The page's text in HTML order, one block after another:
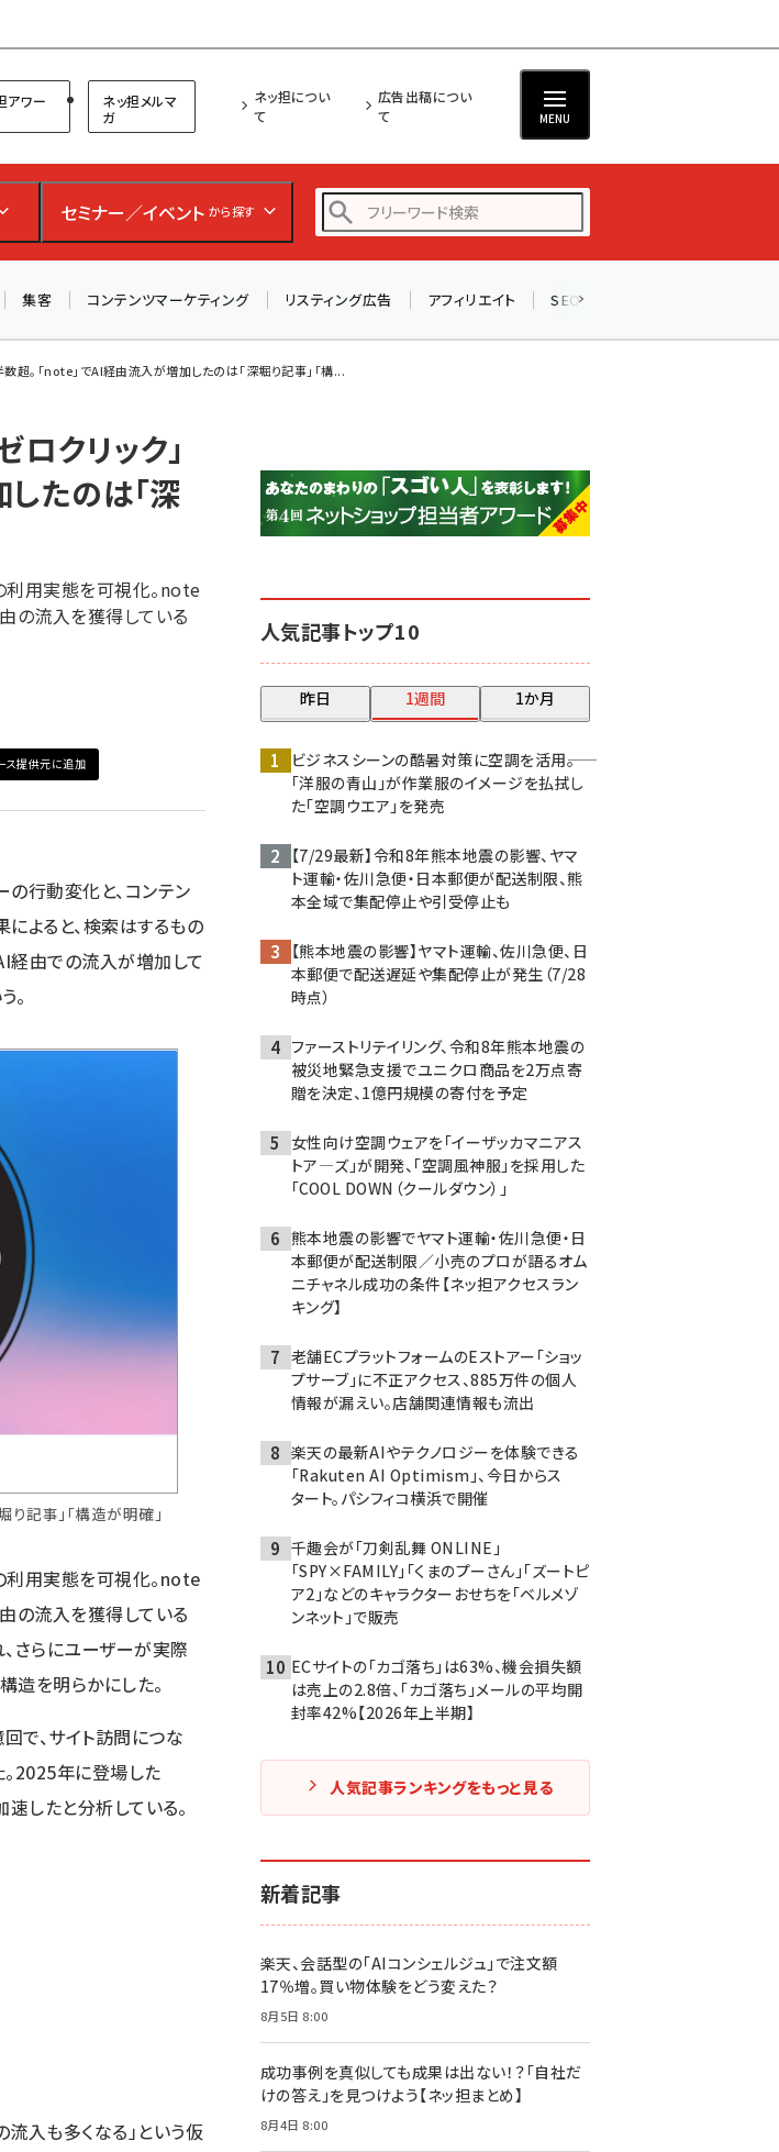
アワー
ネッ担メルマ
ガ
ネッ担につい
て
広告出稿につい
て
MENU
セミナー／イベント から探す
アスクル (1112)
base (1068)
集客 コンテンツマーケティング リスティング広告 アフィリエイト SEO
超。「note」でAI経由流入が増加したのは「深堀り記事」「構...
ロクリック」
たのは「深
利用実態を可視化。note
の流入を獲得している
ス提供元に追加
行動変化と、コンテン
によると、検索はするもの
経由での流入が増加して
。
記事」「構造が明確」
利用実態を可視化。note
の流入を獲得している
さらにユーザーが実際
造を明らかにした。
で、サイト訪問につな
。2025年に登場した
したと分析している。
入も多くなる」という仮
人気記事トップ10
昨日 1週間 1か月
ビジネスシーンの酷暑対策に空調を活用――。
「洋服の青山」が作業服のイメージを払拭し
た「空調ウエア」を発売
【7/29最新】令和8年熊本地震の影響、ヤマ
ト運輸・佐川急便・日本郵便が配送制限、熊
本全域で集配停止や引受停止も
【熊本地震の影響】ヤマト運輸、佐川急便、日
本郵便で配送遅延や集配停止が発生（7/28
時点）
ファーストリテイリング、令和8年熊本地震の
被災地緊急支援でユニクロ商品を2万点寄
贈を決定、1億円規模の寄付を予定
女性向け空調ウェアを「イーザッカマニアス
トア―ズ」が開発、「空調風神服」を採用した
「COOL DOWN（クールダウン）」
熊本地震の影響でヤマト運輸・佐川急便・日
本郵便が配送制限／小売のプロが語るオム
ニチャネル成功の条件【ネッ担アクセスラン
キング】
老舗ECプラットフォームのEストアー「ショッ
プサーブ」に不正アクセス、885万件の個人
情報が漏えい。店舗関連情報も流出
楽天の最新AIやテクノロジーを体験できる
「Rakuten AI Optimism」、今日からス
タート。パシフィコ横浜で開催
千趣会が「刀剣乱舞 ONLINE」
「SPY×FAMILY」「くまのプーさん」「ズートピ
ア2」などのキャラクターおせちを「ベルメゾ
ンネット」で販売
ECサイトの「カゴ落ち」は63%、機会損失額
は売上の2.8倍、「カゴ落ち」メールの平均開
封率42%【2026年上半期】
人気記事ランキングをもっと見る
新着記事
楽天、会話型の「AIコンシェルジュ」で注文額
17％増。買い物体験をどう変えた？
8月5日 8:00
成功事例を真似しても成果は出ない！？「自社だ
けの答え」を見つけよう【ネッ担まとめ】
8月4日 8:00
に打つべき「次の一手」とは？
元UA責任者が登壇のリアルECセ
京）【交流会も実施】
催。登壇者・聴講者と交流できる